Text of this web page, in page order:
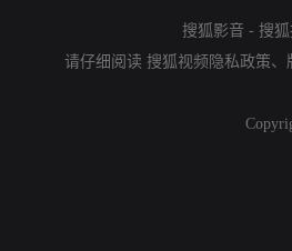
搜狐影音 - 搜
请仔细阅读 搜狐视频隐私政策、